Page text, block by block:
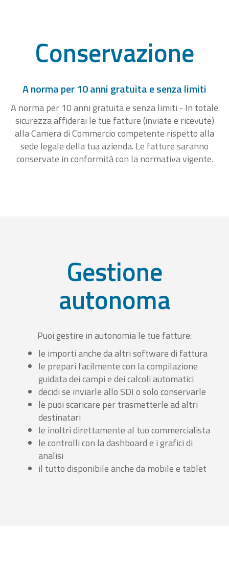
Conservazione
A norma per 10 anni gratuita e senza limiti
A norma per 10 anni gratuita e senza limiti - In totale
sicurezza affiderai le tue fatture (inviate e ricevute)
alla Camera di Commercio competente rispetto alla
sede legale della tua azienda. Le fatture saranno
conservate in conformità con la normativa vigente.
Gestione
autonoma
Puoi gestire in autonomia le tue fatture:
le importi anche da altri software di fattura
le prepari facilmente con la compilazione
guidata dei campi e dei calcoli automatici
decidi se inviarle allo SDI o solo conservarle
le puoi scaricare per trasmetterle ad altri
destinatari
le inoltri direttamente al tuo commercialista
le controlli con la dashboard e i grafici di
analisi
il tutto disponibile anche da mobile e tablet